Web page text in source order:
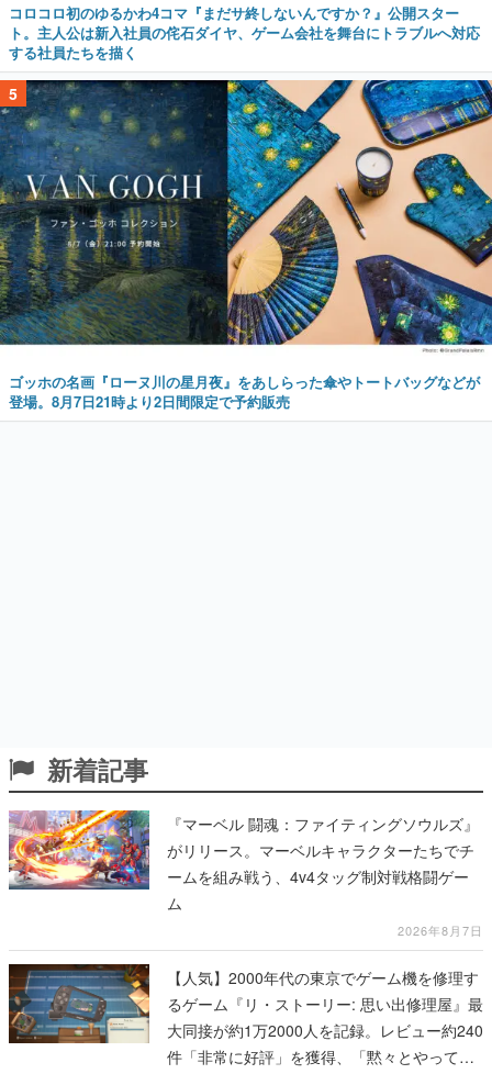
コロコロ初のゆるかわ4コマ『まだサ終しないんですか？』公開スター
ト。主人公は新入社員の侘石ダイヤ、ゲーム会社を舞台にトラブルへ対応
する社員たちを描く
5
ゴッホの名画『ローヌ川の星月夜』をあしらった傘やトートバッグなどが
登場。8月7日21時より2日間限定で予約販売
新着記事
『マーベル 闘魂：ファイティングソウルズ』
がリリース。マーベルキャラクターたちでチ
ームを組み戦う、4v4タッグ制対戦格闘ゲー
ム
2026年8月7日
【人気】2000年代の東京でゲーム機を修理す
るゲーム『リ・ストーリー: 思い出修理屋』最
大同接が約1万2000人を記録。レビュー約240
件「非常に好評」を獲得、「黙々とやってし